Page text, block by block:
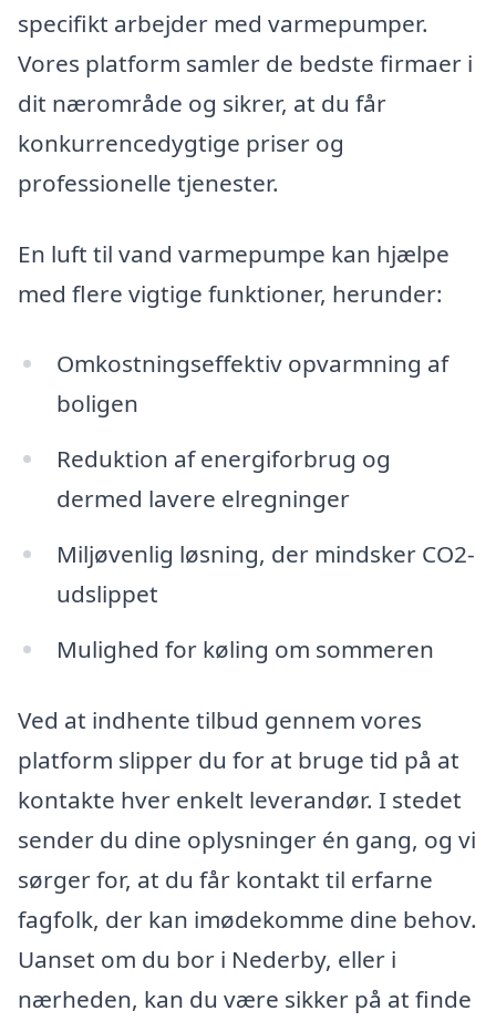
specifikt arbejder med varmepumper.
Vores platform samler de bedste firmaer i
dit nærområde og sikrer, at du får
konkurrencedygtige priser og
professionelle tjenester.
En luft til vand varmepumpe kan hjælpe
med flere vigtige funktioner, herunder:
Omkostningseffektiv opvarmning af
boligen
Reduktion af energiforbrug og
dermed lavere elregninger
Miljøvenlig løsning, der mindsker CO2-
udslippet
Mulighed for køling om sommeren
Ved at indhente tilbud gennem vores
platform slipper du for at bruge tid på at
kontakte hver enkelt leverandør. I stedet
sender du dine oplysninger én gang, og vi
sørger for, at du får kontakt til erfarne
fagfolk, der kan imødekomme dine behov.
Uanset om du bor i Nederby, eller i
nærheden, kan du være sikker på at finde